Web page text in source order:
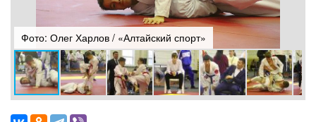
Фото: Олег Харлов / «Алтайский спорт»